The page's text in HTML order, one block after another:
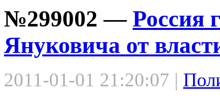
№299002 — Россия
Януковича от
2011-01-01 21:20:07 |